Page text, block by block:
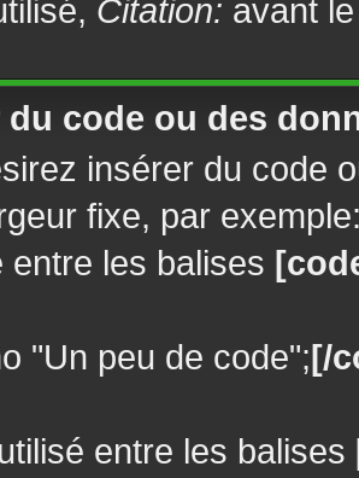
Citation: avant
code ou des
insérer du code
fixe, par
entre les balises
"Un peu de code";[/
entre les balises